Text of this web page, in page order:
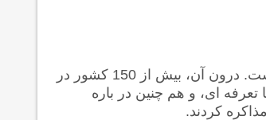
انگیزه آزادسازی تجارت بوده است. درون آن، بیش از 150 کشور در
ای، و هم چنین در باره
کردند.